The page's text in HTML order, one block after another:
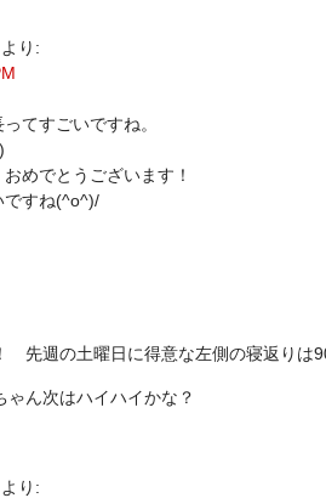
より:
てすごいですね。
めでとうございます！
ですね(^o^)/
週の土曜日に得意な左側の寝返りは90
ん次はハイハイかな？
より: